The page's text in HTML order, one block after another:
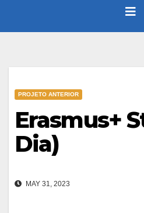
PROJETO ANTERIOR
Erasmus+
Dia)
MAY 31, 2023